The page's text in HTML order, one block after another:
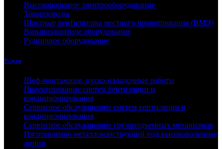
Высоковольтное электрооборудование
Токопроводы
Шахтные вентиляторы местного проветривания (ВМЭ)
Взрывозащитное оборудование
Рудничное оборудование
Услуги
Шеф-монтажные, пуско-наладочные работы
Проектирование систем вентиляции и
кондиционирования
Сервисное обслуживание систем вентиляции и
кондиционирования
Сервисное обслуживание грузоподъемных механизмов
Изготовление металлоконструкций под высоковольтные
линии